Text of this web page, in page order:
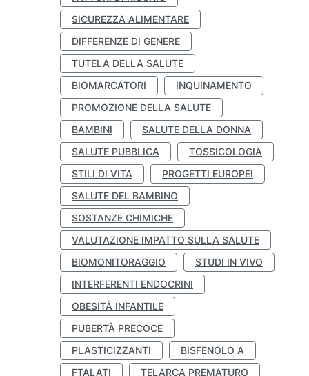
SICUREZZA ALIMENTARE
DIFFERENZE DI GENERE
TUTELA DELLA SALUTE
BIOMARCATORI
INQUINAMENTO
PROMOZIONE DELLA SALUTE
BAMBINI
SALUTE DELLA DONNA
SALUTE PUBBLICA
TOSSICOLOGIA
STILI DI VITA
PROGETTI EUROPEI
SALUTE DEL BAMBINO
SOSTANZE CHIMICHE
VALUTAZIONE IMPATTO SULLA SALUTE
BIOMONITORAGGIO
STUDI IN VIVO
INTERFERENTI ENDOCRINI
OBESITÀ INFANTILE
PUBERTÀ PRECOCE
PLASTICIZZANTI
BISFENOLO A
FTALATI
TELARCA PREMATURO